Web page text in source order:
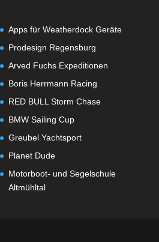
Apps für Weatherdock Geräte
Prodesign Regensburg
Arved Fuchs Expeditionen
Boris Herrmann Racing
RED BULL Storm Chase
BMW Sailing Cup
Greubel Yachtsport
Planet Dude
Motorboot- und Segelschule
Altmühltal